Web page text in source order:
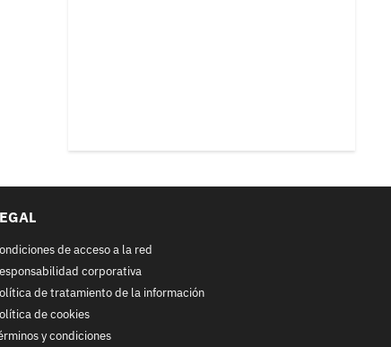
de acceso a la red
corporativa
de tratamiento de la información
de cookies
y condiciones